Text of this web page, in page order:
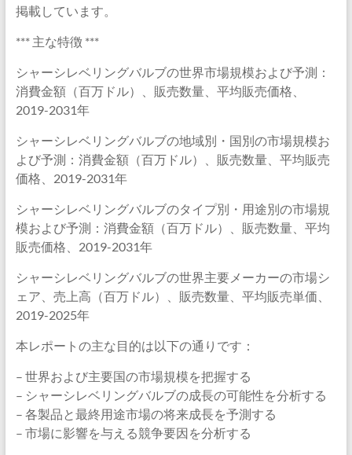
掲載しています。
*** 主な特徴 ***
シャーシレベリングバルブの世界市場規模および予測：
消費金額（百万ドル）、販売数量、平均販売価格、
2019-2031年
シャーシレベリングバルブの地域別・国別の市場規模お
よび予測：消費金額（百万ドル）、販売数量、平均販売
価格、2019-2031年
シャーシレベリングバルブのタイプ別・用途別の市場規
模および予測：消費金額（百万ドル）、販売数量、平均
販売価格、2019-2031年
シャーシレベリングバルブの世界主要メーカーの市場シ
ェア、売上高（百万ドル）、販売数量、平均販売単価、
2019-2025年
本レポートの主な目的は以下の通りです：
– 世界および主要国の市場規模を把握する
– シャーシレベリングバルブの成長の可能性を分析する
– 各製品と最終用途市場の将来成長を予測する
– 市場に影響を与える競争要因を分析する